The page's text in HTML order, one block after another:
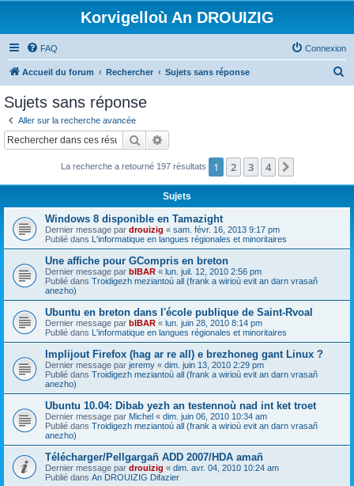
Korvigelloù An DROUIZIG
FAQ Connexion
Accueil du forum Rechercher Sujets sans réponse
c
Sujets sans réponse
Aller sur la recherche avancée
Rechercher
La recherche a retourné 197 résultats 1 2 3 4
Sujets
Windows 8 disponible en Tamazight
Dernier message par drouizig « sam. févr. 16, 2013 9:17 pm
Publié dans L'informatique en langues régionales et minoritaires
Une affiche pour GCompris en breton
Dernier message par bIBAR « lun. juil. 12, 2010 2:56 pm
Publié dans Troidigezh meziantoù all (frank a wirioù evit an darn vrasañ
anezho)
Ubuntu en breton dans l'école publique de Saint-Rvoal
Dernier message par bIBAR « lun. juin 28, 2010 8:14 pm
Publié dans L'informatique en langues régionales et minoritaires
Implijout Firefox (hag ar re all) e brezhoneg gant Linux ?
Dernier message par jeremy « dim. juin 13, 2010 2:29 pm
Publié dans Troidigezh meziantoù all (frank a wirioù evit an darn vrasañ
anezho)
Ubuntu 10.04: Dibab yezh an testennoù nad int ket troet
Dernier message par Michel « dim. juin 06, 2010 10:34 am
Publié dans Troidigezh meziantoù all (frank a wirioù evit an darn vrasañ
anezho)
Télécharger/Pellgargañ ADD 2007/HDA amañ
Dernier message par drouizig « dim. avr. 04, 2010 10:24 am
Publié dans An DROUIZIG Difazier